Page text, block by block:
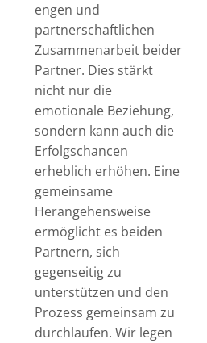
engen und
partnerschaftlichen
Zusammenarbeit beider
Partner. Dies stärkt
nicht nur die
emotionale Beziehung,
sondern kann auch die
Erfolgschancen
erheblich erhöhen. Eine
gemeinsame
Herangehensweise
ermöglicht es beiden
Partnern, sich
gegenseitig zu
unterstützen und den
Prozess gemeinsam zu
durchlaufen. Wir legen